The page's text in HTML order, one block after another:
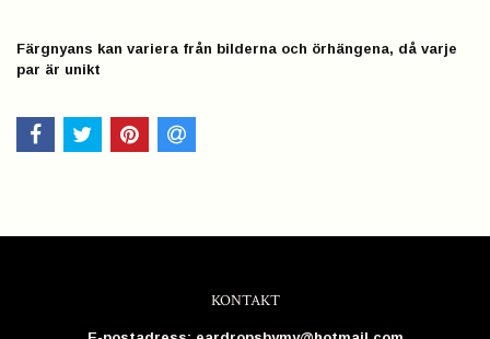
Färgnyans kan variera från bilderna och örhängena, då varje
par är unikt
KONTAKT